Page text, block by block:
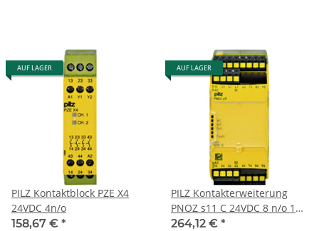
AUF LAGER
PILZ Kontaktblock PZE X4
24VDC 4n/o
158,67 € *
AUF LAGER
PILZ Kontakterweiterung
PNOZ s11 C 24VDC 8 n/o 1
n/c
264,12 € *